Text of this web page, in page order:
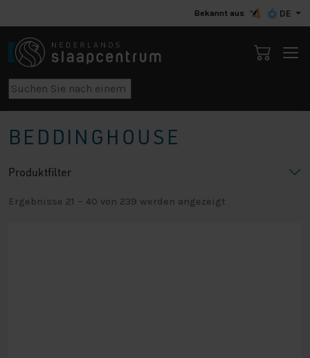
Bekannt aus DE
BEDDINGHOUSE
Produktfilter
Ergebnisse 21 – 40 von 239 werden angezeigt